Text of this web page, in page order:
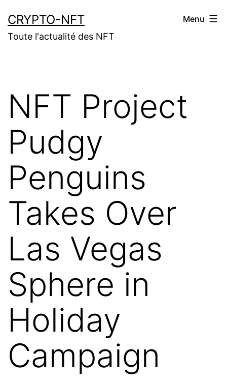
au
contenu
CRYPTO-NFT
Toute l'actualité des NFT
Menu
NFT Project
Pudgy
Penguins
Takes Over
Las Vegas
Sphere in
Holiday
Campaign